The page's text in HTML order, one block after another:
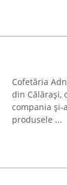
Cofetăria
din Călărași,
compania
produsele ...